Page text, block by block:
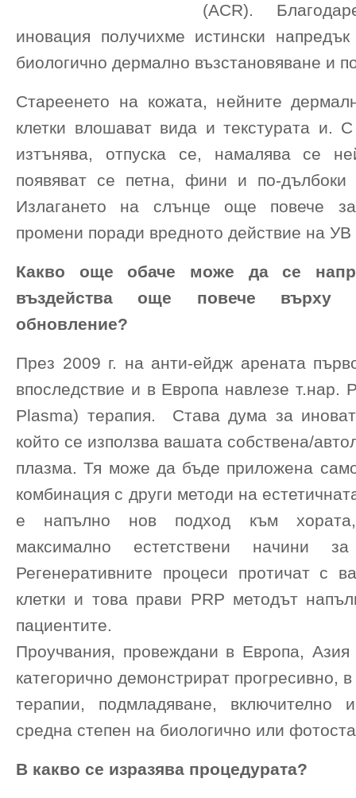
(ACR).
иновация получихме истински
биологично дермално възстановяване и
Стареенето на кожата, нейните
клетки влошават вида и текстурата и.
изтънява, отпуска се, намалява се
появяват се петна, фини и по-дълбоки
Излагането на слънце още повече
промени поради вредното действие на УВ
Какво още обаче може да се
въздейства още повече върху
обновление?
През 2009 г. на анти-ейдж арената
впоследствие и в Европа навлезе т.нар.
Plasma) терапия. Става дума за
който се използва вашата собствена/
плазма. Тя може да бъде приложена
комбинация с други методи на
е напълно нов подход към
максимално естетствени начини за
Регенеративните процеси протичат с
клетки и това прави PRP методът
пациентите.
Проучвания, провеждани в Европа,
категорично демонстрират прогресивно,
терапии, подмладяване,
средна степен на биологично или
В какво се изразява процедурата?